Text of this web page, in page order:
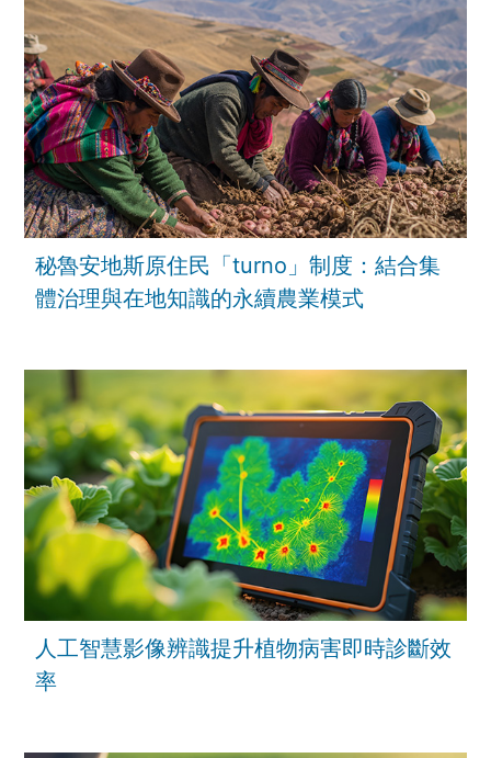
秘魯安地斯原住民「turno」制度：結合集
體治理與在地知識的永續農業模式
人工智慧影像辨識提升植物病害即時診斷效
率